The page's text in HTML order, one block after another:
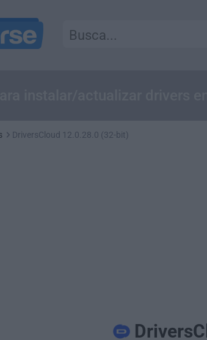
DriversCloud 12.0.28.0 (32-bit)